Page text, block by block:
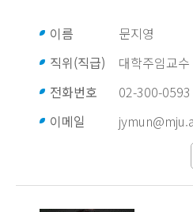
이름
문지영
직위(직급)
대학주임교수
전화번호
02-300-0593
이메일